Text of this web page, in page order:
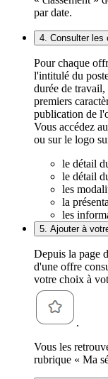
par date.
4. Consulter les
Pour chaque
l'intitulé du
durée de
premiers
publication de
Vous accédez
ou sur le logo
le détail
le détail
les
la
les
5. Ajouter à
Depuis la page
d'une offre
votre choix à
.
Vous les
rubrique « Ma